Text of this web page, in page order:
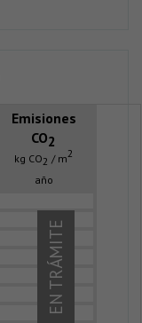
Emisiones
CO2
kg CO2 / m2
año
EN TRÁMITE